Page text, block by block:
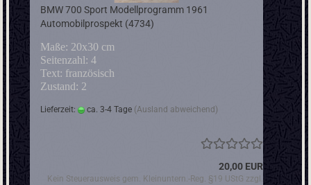
BMW 700 Sport Modellprogramm 1961
Automobilprospekt (4734)
Maße: 20x30 cm
Seitenzahl: 4
Text: französisch
Zustand: 2
Lieferzeit: ca. 3-4 Tage (Ausland abweichend)
20,00 EUR
Kein Steuerausweis gem. Kleinuntern.-Reg. §19 UStG zzgl.